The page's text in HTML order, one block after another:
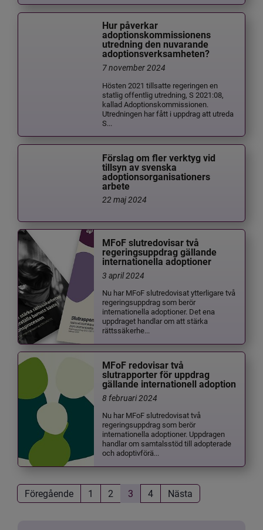
Hur påverkar
adoptionskommissionens
utredning den nuvarande
adoptionsverksamheten?
7 november 2024
Hösten 2021 tillsatte regeringen en
statlig offentlig utredning, S 2021:08,
kallad Adoptionskommissionen.
Utredningen har fått i uppdrag att utreda
S...
Förslag om fler verktyg vid
tillsyn av svenska
adoptionsorganisationers
arbete
22 maj 2024
MFoF slutredovisar två
regeringsuppdrag gällande
internationella adoptioner
3 april 2024
Nu har MFoF slutredovisat ytterligare två
regeringsuppdrag som berör
internationella adoptioner. Det ena
uppdraget handlar om att stärka
rättssäkerhe...
MFoF redovisar två
slutrapporter för uppdrag
gällande internationell adoption
8 februari 2024
Nu har MFoF slutredovisat två
regeringsuppdrag som berör
internationella adoptioner. Uppdragen
handlar om samtalsstöd till adopterade
och adoptivförä...
Föregående 1 2 3 4 Nästa